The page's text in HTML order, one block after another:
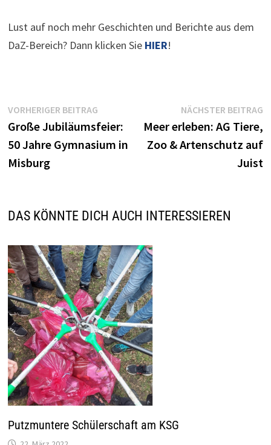
Lust auf noch mehr Geschichten und Berichte aus dem
DaZ-Bereich? Dann klicken Sie HIER!
Beitragsnavigation
VORHERIGER BEITRAGVorheriger
Beitrag:
Große Jubiläumsfeier:
50 Jahre Gymnasium in
Misburg
NÄCHSTER BEITRAG
Meer erleben: AG Tiere,
Zoo & Artenschutz auf
Juist
DAS KÖNNTE DICH AUCH INTERESSIEREN
Putzmuntere Schülerschaft am KSG